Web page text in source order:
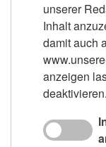
unserer
Inhalt
damit auch
anzeigen
deaktivieren.